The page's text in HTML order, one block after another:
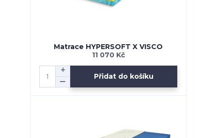
Matrace HYPERSOFT X VISCO
11 070 Kč
Přidat do košíku